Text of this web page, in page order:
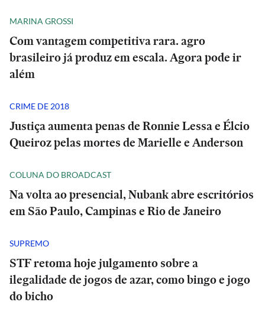
MARINA GROSSI
Com vantagem competitiva rara. agro
brasileiro já produz em escala. Agora pode ir
além
CRIME DE 2018
Justiça aumenta penas de Ronnie Lessa e Élcio
Queiroz pelas mortes de Marielle e Anderson
COLUNA DO BROADCAST
Na volta ao presencial, Nubank abre escritórios
em São Paulo, Campinas e Rio de Janeiro
SUPREMO
STF retoma hoje julgamento sobre a
ilegalidade de jogos de azar, como bingo e jogo
do bicho